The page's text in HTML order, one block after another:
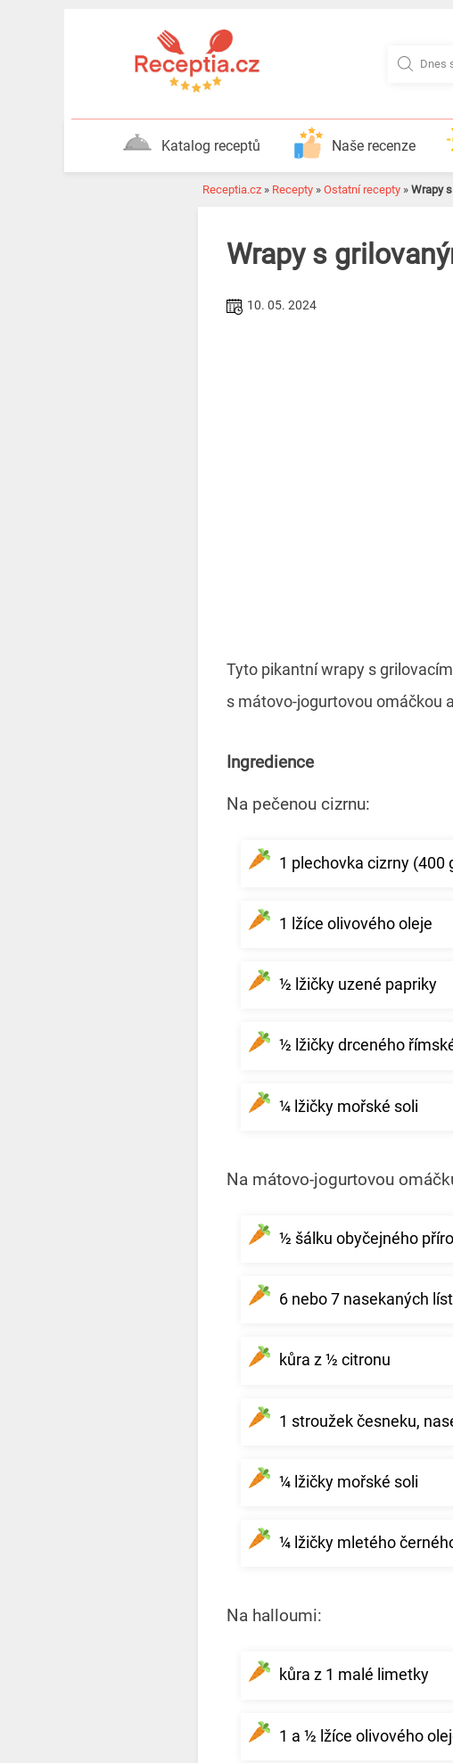
Katalog receptů Naše recenze
Receptia.cz » Recepty » Ostatní recepty » Wrapy
Wrapy s
10. 05. 2024
Tyto pikantní wrapy s
s mátovo-jogurtovou omáčkou
Ingredience
Na pečenou cizrnu:
1 plechovka cizrny (400
1 lžíce olivového oleje
½ lžičky uzené papriky
½ lžičky drceného
¼ lžičky mořské soli
Na mátovo-jogurtovou
½ šálku obyčejného
6 nebo 7 nasekaných
kůra z ½ citronu
1 stroužek česneku,
¼ lžičky mořské soli
¼ lžičky mletého
Na halloumi:
kůra z 1 malé limetky
1 a ½ lžíce olivového